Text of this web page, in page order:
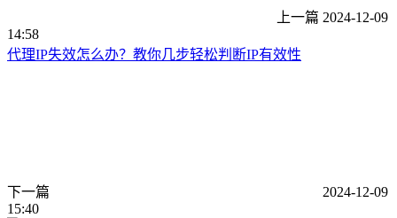
上一篇 2024-12-09
14:58
代理IP失效怎么办？教你几步轻松判断IP有效性
下一篇
2024-12-09
15:40